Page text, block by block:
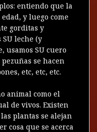
entiendo que la
y luego come
gorditas y
SU leche (y
usamos SU cuero
se hacen
etc, etc, etc.
animal como el
de vivos. Existen
plantas se alejan
cosa que se acerca